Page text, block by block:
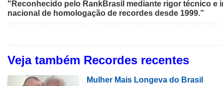
"Reconhecido pelo RankBrasil mediante rigor técnico e
nacional de homologação de recordes desde 1999.”
Veja também Recordes recentes
Mulher Mais Longeva do Brasil